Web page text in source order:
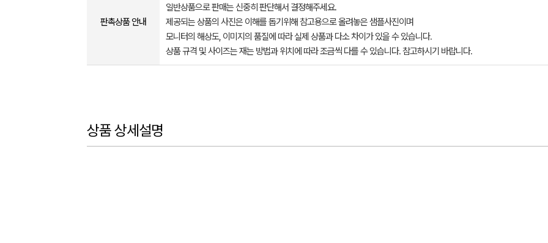
판촉상품 안내
일반상품으로 판매는 신중히 판단해서 결정해주세요.
제공되는 상품의 사진은 이해를 돕기위해 참고용으로 올려놓은 샘플사진이며
모니터의 해상도, 이미지의 품질에 따라 실제 상품과 다소 차이가 있을 수 있습니다.
상품 규격 및 사이즈는 재는 방법과 위치에 따라 조금씩 다를 수 있습니다. 참고하시기 바랍니다.
상품 상세설명